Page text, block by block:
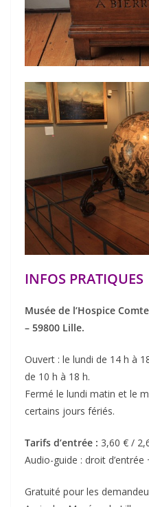
INFOS PRATIQUES
Musée de l’Hospice
– 59800 Lille.
Ouvert : le lundi de 14 h à
de 10 h à 18 h.
Fermé le lundi matin et le
certains jours fériés.
Tarifs d’entrée : 3,60 € /
Audio-guide : droit d’entrée
Gratuité pour les